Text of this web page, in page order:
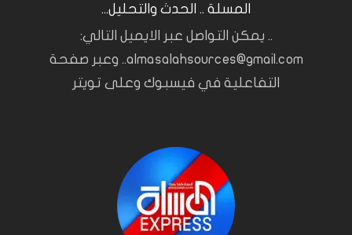
المسلة .. الحدث والتحليل...
.. يمكن التواصل عبر الايميل التالي:
almasalahsources@gmail.com.. وعبر صفحة
التفاعلية في فيسبوك وعلى تويتر